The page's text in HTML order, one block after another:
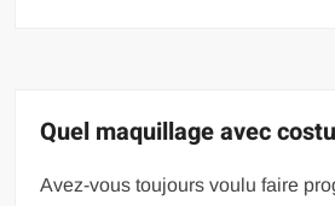
Quel maquillage avec
Avez-vous toujours voulu faire